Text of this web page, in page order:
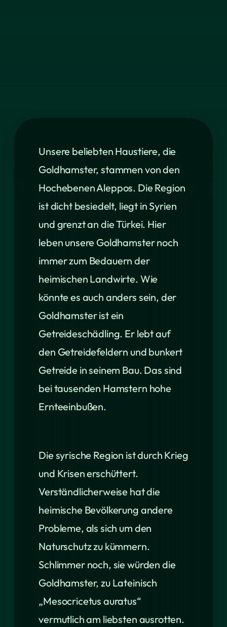
Unsere beliebten Haustiere, die
Goldhamster, stammen von den
Hochebenen Aleppos. Die Region
ist dicht besiedelt, liegt in Syrien
und grenzt an die Türkei. Hier
leben unsere Goldhamster noch
immer zum Bedauern der
heimischen Landwirte. Wie
könnte es auch anders sein, der
Goldhamster ist ein
Getreideschädling. Er lebt auf
den Getreidefeldern und bunkert
Getreide in seinem Bau. Das sind
bei tausenden Hamstern hohe
Ernteeinbußen.
Die syrische Region ist durch Krieg
und Krisen erschüttert.
Verständlicherweise hat die
heimische Bevölkerung andere
Probleme, als sich um den
Naturschutz zu kümmern.
Schlimmer noch, sie würden die
Goldhamster, zu Lateinisch
„Mesocricetus auratus“
vermutlich am liebsten ausrotten.